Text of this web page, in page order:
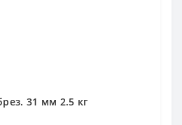
31 мм 2.5 кг